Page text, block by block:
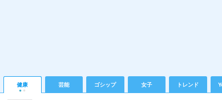
健康 芸能 ゴシップ 女子 トレンド